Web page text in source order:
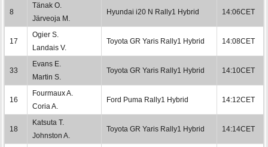
8
Tänak O.
Järveoja M.
Hyundai i20 N Rally1 Hybrid 14:06CET
17
Ogier S.
Landais V.
Toyota GR Yaris Rally1 Hybrid 14:08CET
33
Evans E.
Martin S.
Toyota GR Yaris Rally1 Hybrid 14:10CET
16
Fourmaux A.
Coria A.
Ford Puma Rally1 Hybrid 14:12CET
18
Katsuta T.
Johnston A.
Toyota GR Yaris Rally1 Hybrid 14:14CET